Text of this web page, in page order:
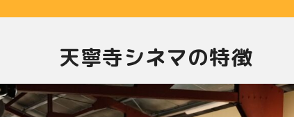
天寧寺シネマの特徴